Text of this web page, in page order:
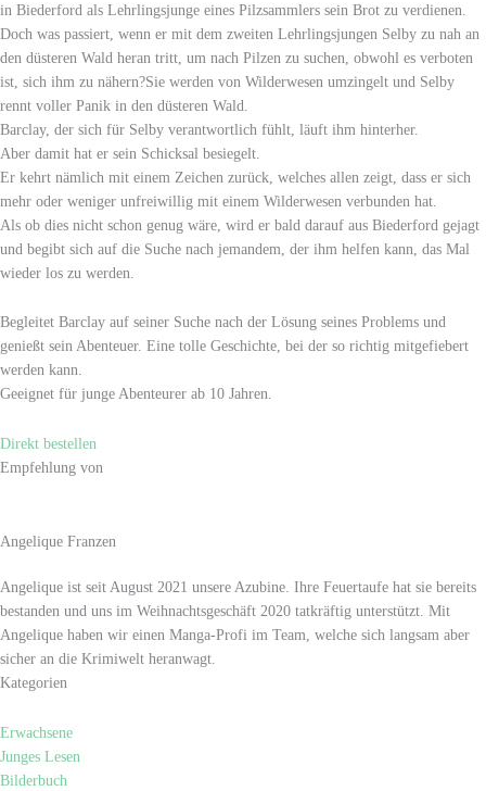
in Biederford als Lehrlingsjunge eines Pilzsammlers sein Brot zu verdienen.
Doch was passiert, wenn er mit dem zweiten Lehrlingsjungen Selby zu nah an
den düsteren Wald heran tritt, um nach Pilzen zu suchen, obwohl es verboten
ist, sich ihm zu nähern?Sie werden von Wilderwesen umzingelt und Selby
rennt voller Panik in den düsteren Wald.
Barclay, der sich für Selby verantwortlich fühlt, läuft ihm hinterher.
Aber damit hat er sein Schicksal besiegelt.
Er kehrt nämlich mit einem Zeichen zurück, welches allen zeigt, dass er sich
mehr oder weniger unfreiwillig mit einem Wilderwesen verbunden hat.
Als ob dies nicht schon genug wäre, wird er bald darauf aus Biederford gejagt
und begibt sich auf die Suche nach jemandem, der ihm helfen kann, das Mal
wieder los zu werden.
Begleitet Barclay auf seiner Suche nach der Lösung seines Problems und
genießt sein Abenteuer. Eine tolle Geschichte, bei der so richtig mitgefiebert
werden kann.
Geeignet für junge Abenteurer ab 10 Jahren.
Direkt bestellen
Empfehlung von
Angelique Franzen
Angelique ist seit August 2021 unsere Azubine. Ihre Feuertaufe hat sie bereits
bestanden und uns im Weihnachtsgeschäft 2020 tatkräftig unterstützt. Mit
Angelique haben wir einen Manga-Profi im Team, welche sich langsam aber
sicher an die Krimiwelt heranwagt.
Kategorien
Erwachsene
Junges Lesen
Bilderbuch